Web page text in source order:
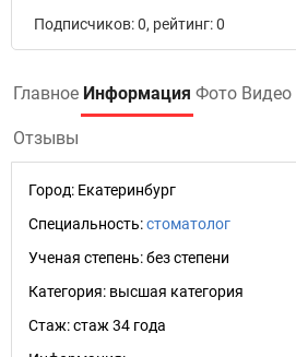
Подписчиков: 0, рейтинг: 0
Главное Информация Фото Видео
Отзывы
Город: Екатеринбург
Специальность:стоматолог
Ученая степень:без степени
Категория: высшая категория
Стаж:стаж 34 года